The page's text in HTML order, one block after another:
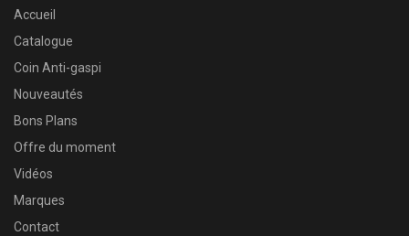
Accueil
Catalogue
Coin Anti-gaspi
Nouveautés
Bons Plans
Offre du moment
Vidéos
Marques
Contact